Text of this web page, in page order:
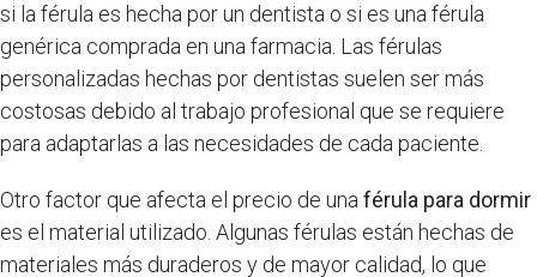
si la férula es hecha por un dentista o si es una férula
genérica comprada en una farmacia. Las férulas
personalizadas hechas por dentistas suelen ser más
costosas debido al trabajo profesional que se requiere
para adaptarlas a las necesidades de cada paciente.
Otro factor que afecta el precio de una férula para dormir
es el material utilizado. Algunas férulas están hechas de
materiales más duraderos y de mayor calidad, lo que